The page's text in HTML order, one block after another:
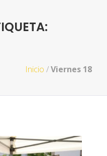
Inicio /Viernes 18